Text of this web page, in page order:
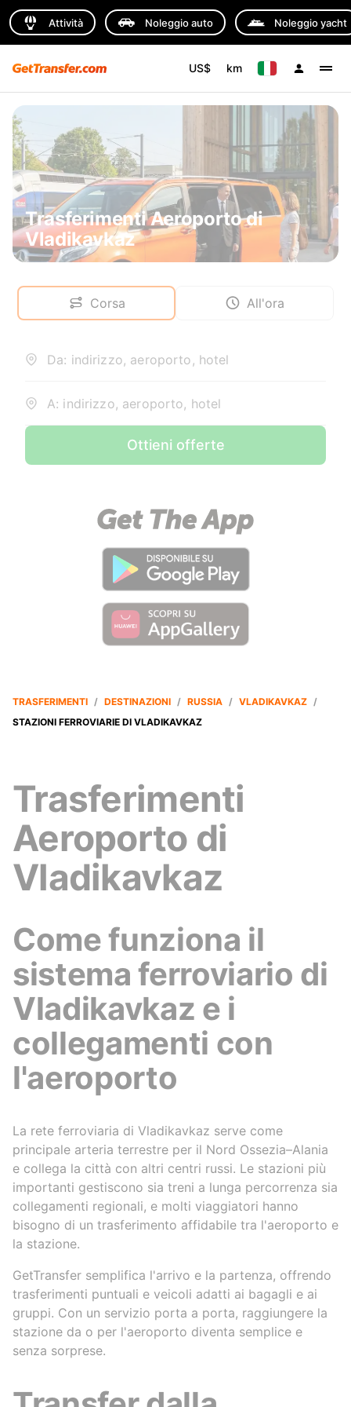
Attività Noleggio auto Noleggio yacht
US$ km
Trasferimenti Aeroporto di
Vladikavkaz
Corsa All'ora
Da: indirizzo, aeroporto, hotel
A: indirizzo, aeroporto, hotel
Ottieni offerte
TRASFERIMENTI / DESTINAZIONI / RUSSIA / VLADIKAVKAZ /
STAZIONI FERROVIARIE DI VLADIKAVKAZ
Trasferimenti
Aeroporto di
Vladikavkaz
Come funziona il
sistema ferroviario di
Vladikavkaz e i
collegamenti con
l'aeroporto
La rete ferroviaria di Vladikavkaz serve come
principale arteria terrestre per il Nord Ossezia–Alania
e collega la città con altri centri russi. Le stazioni più
importanti gestiscono sia treni a lunga percorrenza sia
collegamenti regionali, e molti viaggiatori hanno
bisogno di un trasferimento affidabile tra l'aeroporto e
la stazione.
GetTransfer semplifica l'arrivo e la partenza, offrendo
trasferimenti puntuali e veicoli adatti ai bagagli e ai
gruppi. Con un servizio porta a porta, raggiungere la
stazione da o per l'aeroporto diventa semplice e
senza sorprese.